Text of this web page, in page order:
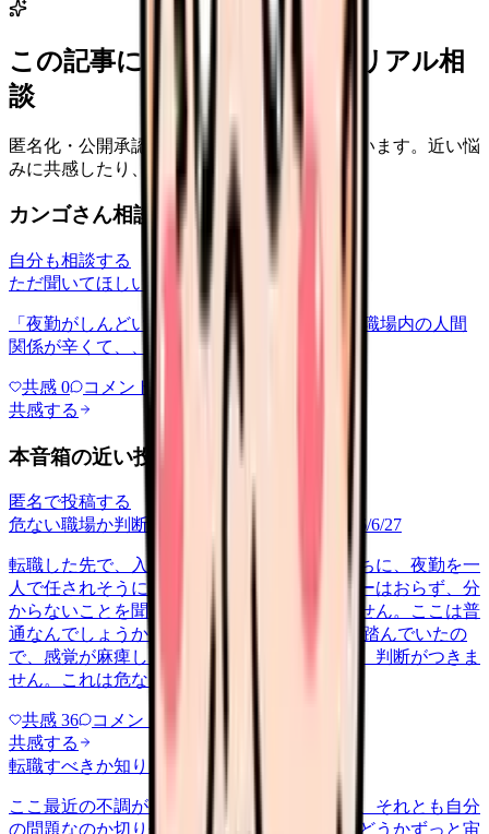
この記事に近い看護師さんのリアル相
談
匿名化・公開承認済みの本音だけを表示しています。近い悩
みに共感したり、自分の状況を投稿できます。
カンゴさん相談室から共有された相談
自分も相談する
ただ聞いてほしい
relationships 2026/6/13
「夜勤がしんどい」について相談したいです 職場内の人間
関係が辛くて、、、
共感 0 コメント
共感する
本音箱の近い投稿
匿名で投稿する
危ない職場か判断してほしい
career-growth 2026/6/27
転職した先で、入職して二ヶ月も経たないうちに、夜勤を一
人で任されそうになっています。プリセプターはおらず、分
からないことを聞ける相手も日によっていません。ここは普
通なんでしょうか。 前の職場はもっと段階を踏んでいたの
で、感覚が麻痺しているのか自分が甘いのか、判断がつきま
せん。これは危ない環境なのか…
共感 36 コメント
共感する
転職すべきか知りたい
2026/6/26
ここ最近の不調が、職場の環境のせいなのか、それとも自分
の問題なのか切り分けられず、転職すべきかどうかずっと宙